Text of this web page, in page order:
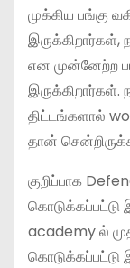
முக்கிய பங்கு
என முன்னேற்ற
இருக்கிறார்கள்.
திட்டங்களால்
தான்
குறிப்பாக
கொடுக்கப்பட்டு
academy ல்
கொடுக்கப்பட்டு